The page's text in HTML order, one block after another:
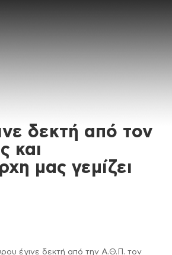
δεκτή από τον
και
μας γεμίζει
έγινε δεκτή από την Α.Θ.Π. τον